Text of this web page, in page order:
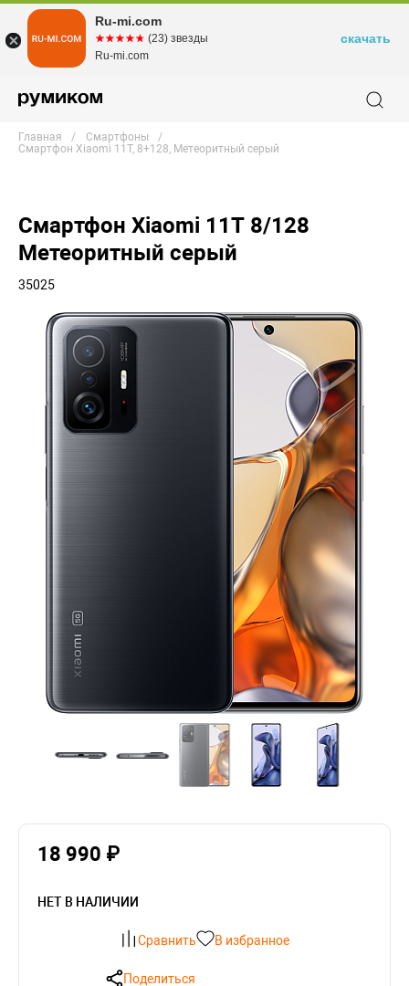
Главная
Смартфоны
Смартфон Xiaomi 11T, 8+128, Метеоритный серый
Смартфон Xiaomi 11T 8/128
Метеоритный серый
35025
18 990 ₽
НЕТ В НАЛИЧИИ
Сравнить В избранное
Поделиться
Ru-mi.com
☆☆☆☆☆
★★★★★ (23) звезды
Ru-mi.com
скачать